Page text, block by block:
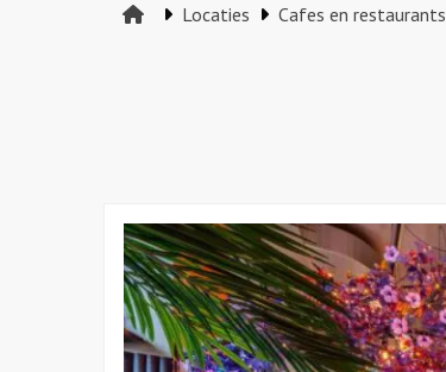
Locaties Cafes en restaurants